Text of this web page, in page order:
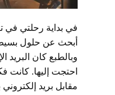
في بداية رحلتي في
أبحث عن حلول
وبالطبع كان البريد
احتجت إليها. كانت
مقابل بريد